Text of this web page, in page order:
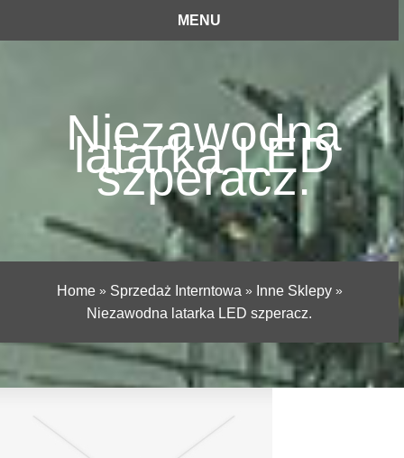
MENU
Niezawodna
latarka LED
szperacz.
Home» Sprzedaż Interntowa » Inne Sklepy»
Niezawodna latarka LED szperacz.